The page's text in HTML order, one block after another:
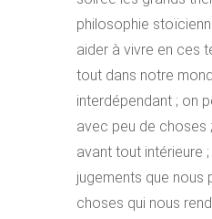
philosophie
aider à vivre en ces
tout dans notre
interdépendant ; on
avec peu de choses
avant tout intérieure
jugements que nous
choses qui nous